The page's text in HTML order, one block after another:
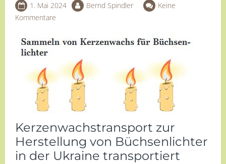
1. Mai 2024 Bernd Spindler
Keine
Kommentare
Kerzenwachstransport zur
Herstellung von Büchsenlichter
in der Ukraine transportiert